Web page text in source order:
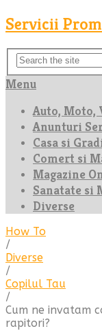
Servicii
Menu
Auto, Moto,
Anunturi
Casa si
Comert si
Magazine
Sanatate si
Diverse
How To
/
Diverse
/
Copilul Tau
/
Cum ne invatam
rapitori?